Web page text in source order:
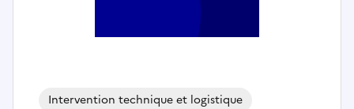
Intervention technique et logistique